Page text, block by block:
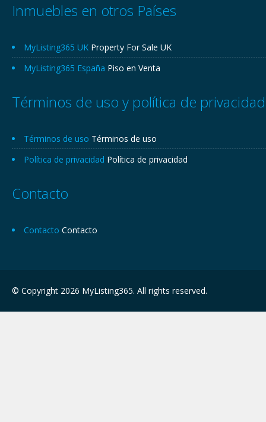
Inmuebles en otros Países
MyListing365 UK Property For Sale UK
MyListing365 España Piso en Venta
Términos de uso y política de privacidad
Términos de uso Términos de uso
Política de privacidad Política de privacidad
Contacto
Contacto Contacto
© Copyright 2026 MyListing365. All rights reserved.